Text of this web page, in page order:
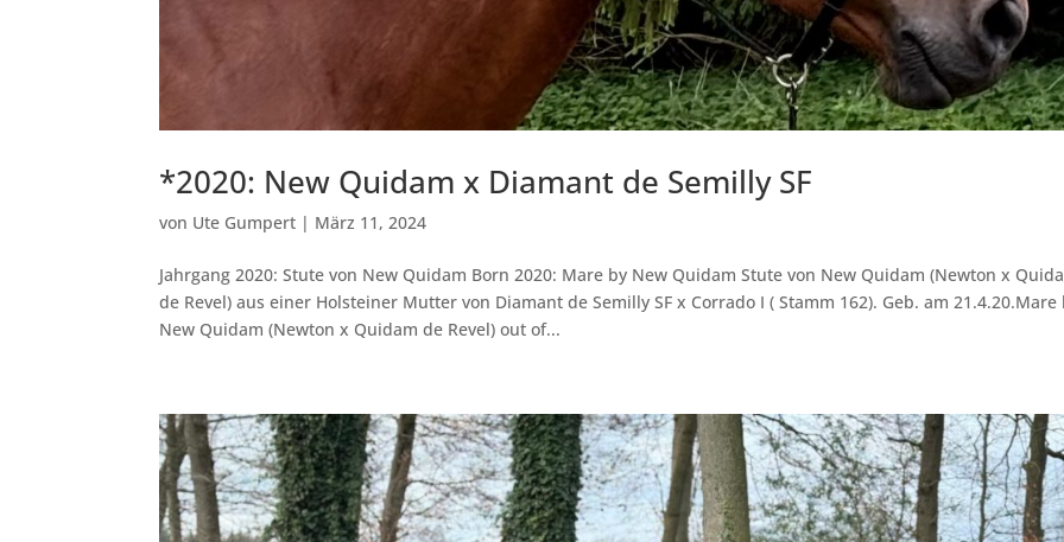
*2020: New Quidam x Diamant de Semilly SF
von Ute Gumpert | März 11, 2024
Jahrgang 2020: Stute von New Quidam Born 2020: Mare by New Quidam Stute von New Quidam (Newton x
de Revel) aus einer Holsteiner Mutter von Diamant de Semilly SF x Corrado I ( Stamm 162). Geb. am 21.4.20.Mare
New Quidam (Newton x Quidam de Revel) out of...